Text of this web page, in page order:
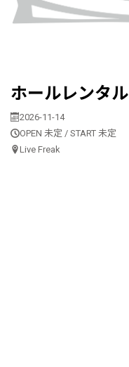
ホールレンタル
2026-11-14
OPEN 未定 / START 未定
Live Freak